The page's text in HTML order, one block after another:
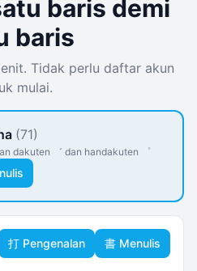
baris demi
baris
Tidak perlu daftar akun
mulai.
(71)
dakuten ゛ dan handakuten ゜
打 Pengenalan 書 Menulis